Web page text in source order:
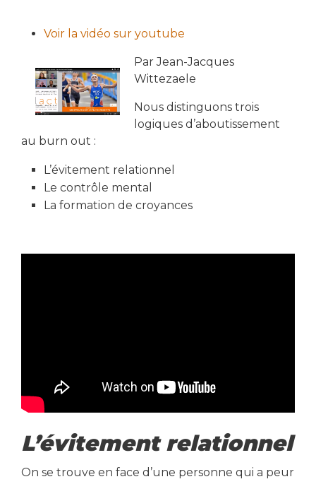
Voir la vidéo sur youtube
Par Jean-Jacques
Wittezaele
Nous distinguons trois
logiques d’aboutissement
au burn out :
L’évitement relationnel
Le contrôle mental
La formation de croyances
L’évitement relationnel
On se trouve en face d’une personne qui a peur